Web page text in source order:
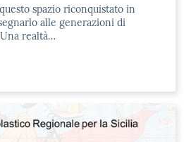
spazio riconquistato in
alle generazioni di
realtà…